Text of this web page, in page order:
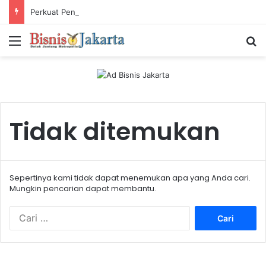
Menu
Tidak ditemukan
Sepertinya kami tidak dapat menemukan apa yang Anda cari.
Mungkin pencarian dapat membantu.